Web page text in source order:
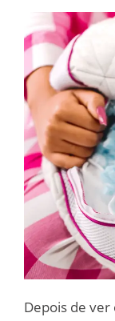
Depois de ver